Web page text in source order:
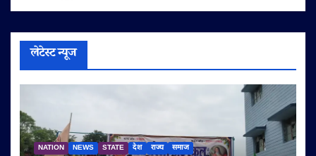
लेटेस्ट न्यूज
NATION NEWS STATE देश राज्य समाज